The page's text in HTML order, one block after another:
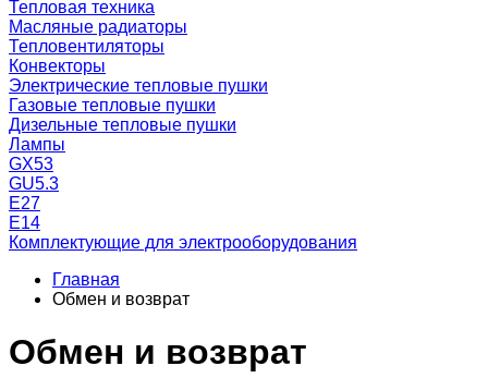
Тепловая техника
Масляные радиаторы
Тепловентиляторы
Конвекторы
Электрические тепловые пушки
Газовые тепловые пушки
Дизельные тепловые пушки
Лампы
GX53
GU5.3
Е27
Е14
Комплектующие для электрооборудования
Главная
Обмен и возврат
Обмен и возврат